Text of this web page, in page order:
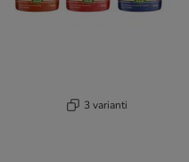
3 varianti